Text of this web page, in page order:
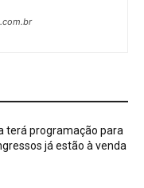
terá programação para
já estão à venda